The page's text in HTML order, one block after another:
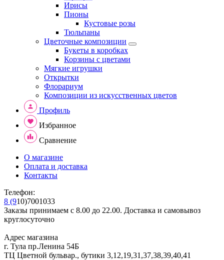
Ирисы
Пионы
Кустовые розы
Тюльпаны
Цветочные композиции
Букеты в коробках
Корзины с цветами
Мягкие игрушки
Открытки
Флорариум
Композиции из искусственных цветов
Профиль
Избранное
Сравнение
О магазине
Оплата и доставка
Контакты
Телефон:
8 (910)7001033
Заказы принимаем с 8.00 до 22.00. Доставка и самовывоз
круглосуточно
Адрес магазина
г. Тула пр.Ленина 54Б
ТЦ Цветной бульвар., бутики 3,12,19,31,37,38,39,40,41